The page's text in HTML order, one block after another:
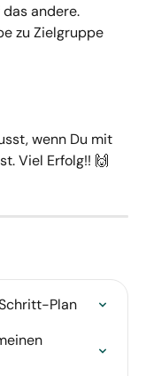
andere.
zu Zielgruppe
wenn Du mit
Viel Erfolg!! 🙌
Plan